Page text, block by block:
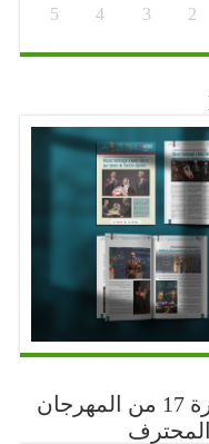
2
3
4
5
لتحميل دليل الدورة 17 من المهرجان